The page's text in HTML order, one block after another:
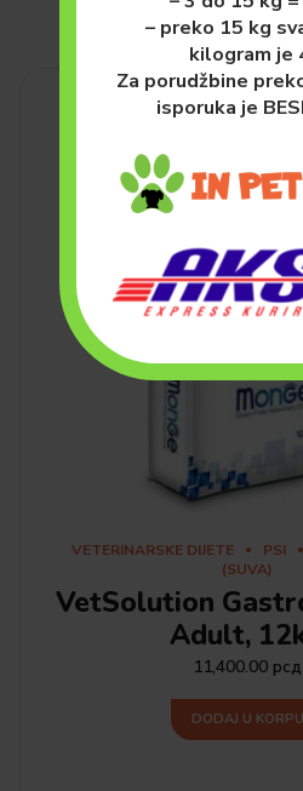
VETERINARSKE DIJETE PSI
(SUVA)
VetSolution
Adult,
11,400.00 рсд
DODAJ U KORPU
– preko 15 kg
kilogram je
Za porudžbine
isporuka je